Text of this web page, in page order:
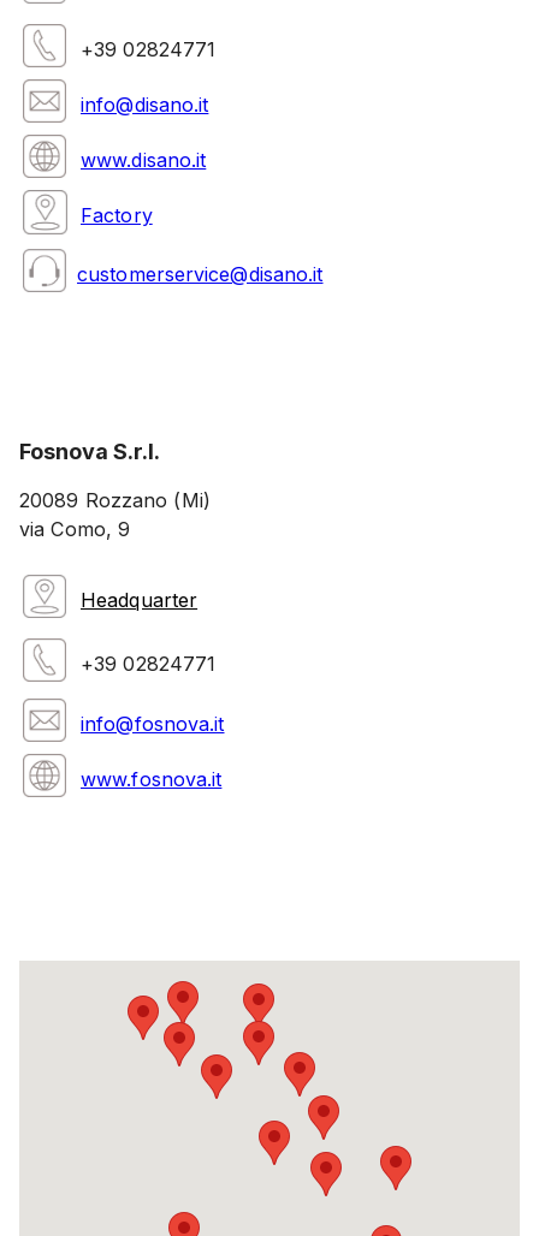
+39 02824771
info@disano.it
www.disano.it
Factory
customerservice@disano.it
Fosnova S.r.l.
20089 Rozzano (Mi)
via Como, 9
Headquarter
+39 02824771
info@fosnova.it
www.fosnova.it